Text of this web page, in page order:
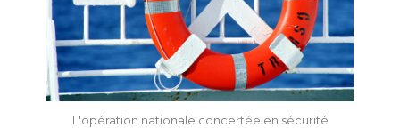
L'opération nationale concertée en sécurité